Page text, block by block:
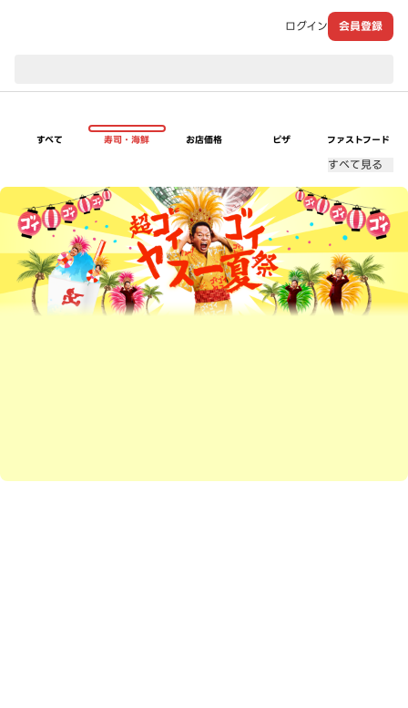
ログイン 会員登録
すべて 寿司・海鮮 お店価格 ピザ ファストフード
すべて見る
超ゴイゴイヤスー夏祭